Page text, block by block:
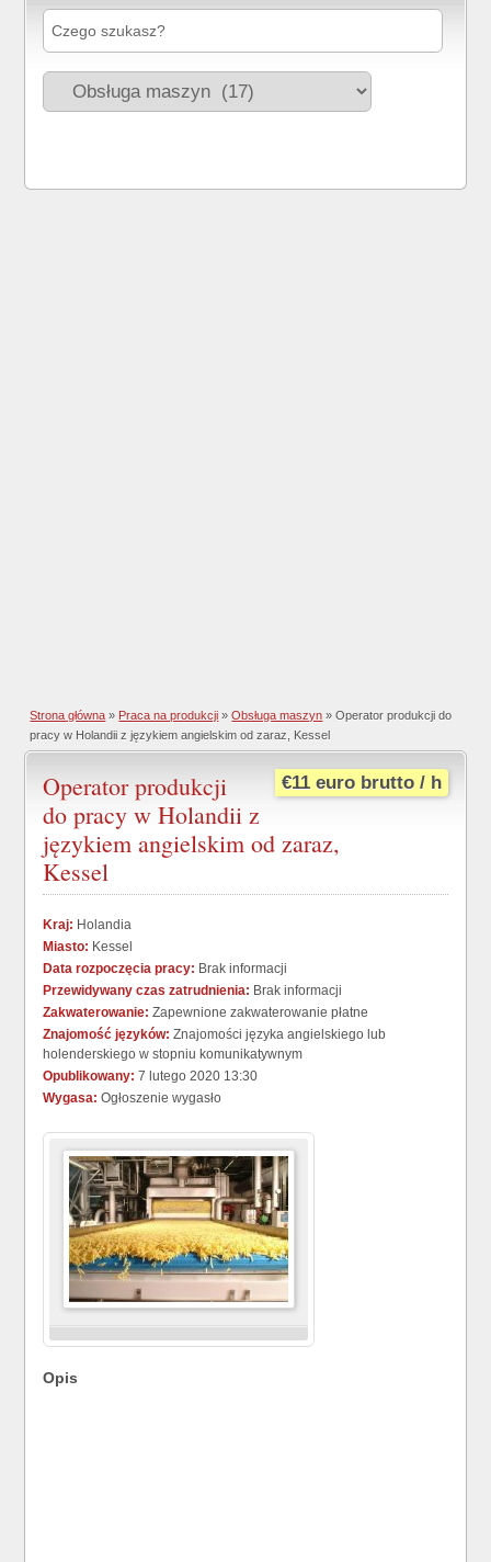
Strona główna » Praca na produkcji »Obsługa maszyn » Operator produkcji do
pracy w Holandii z językiem angielskim od zaraz, Kessel
€11 euro brutto / h
Operator produkcji
do pracy w Holandii z
językiem angielskim od zaraz,
Kessel
Kraj: Holandia
Miasto: Kessel
Data rozpoczęcia pracy: Brak informacji
Przewidywany czas zatrudnienia: Brak informacji
Zakwaterowanie: Zapewnione zakwaterowanie płatne
Znajomość języków: Znajomości języka angielskiego lub
holenderskiego w stopniu komunikatywnym
Opublikowany: 7 lutego 2020 13:30
Wygasa: Ogłoszenie wygasło
Opis